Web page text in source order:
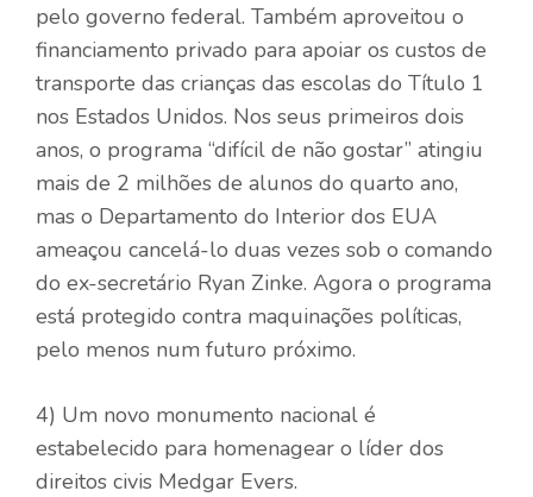
pelo governo federal. Também aproveitou o
financiamento privado para apoiar os custos de
transporte das crianças das escolas do Título 1
nos Estados Unidos. Nos seus primeiros dois
anos, o programa “difícil de não gostar” atingiu
mais de 2 milhões de alunos do quarto ano,
mas o Departamento do Interior dos EUA
ameaçou cancelá-lo duas vezes sob o comando
do ex-secretário Ryan Zinke. Agora o programa
está protegido contra maquinações políticas,
pelo menos num futuro próximo.
4) Um novo monumento nacional é
estabelecido para homenagear o líder dos
direitos civis Medgar Evers.